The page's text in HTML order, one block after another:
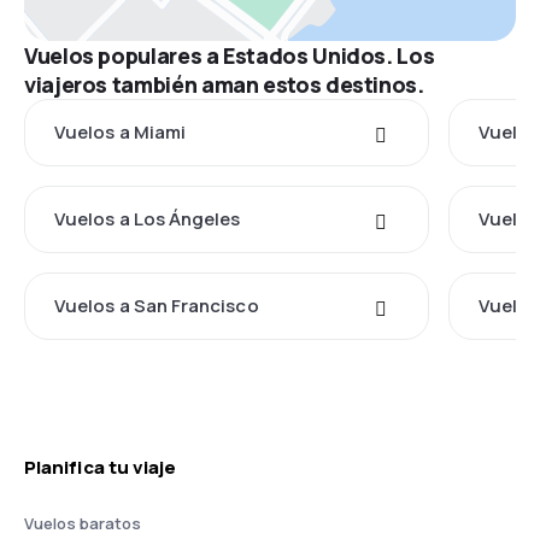
Vuelos populares a Estados Unidos. Los
viajeros también aman estos destinos.
Vuelos a Miami
Vuelos a Los Ángeles
Vuelos a San Francisco
Planifica tu viaje
Vuelos baratos